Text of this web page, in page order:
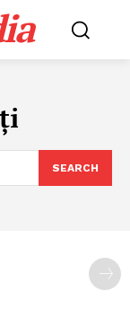
SEARCH